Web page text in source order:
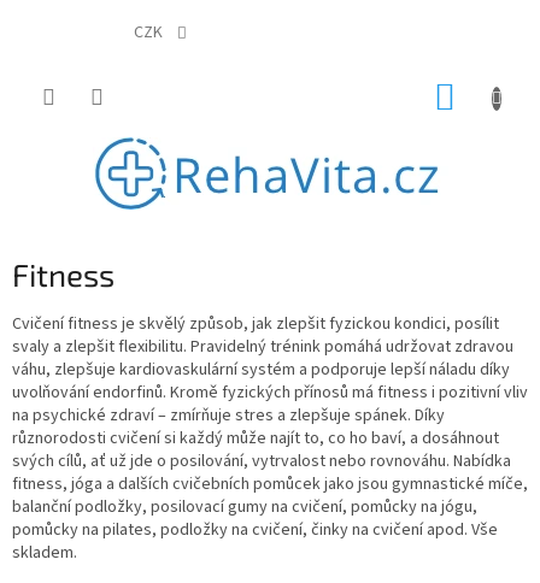
CZK
Fitness
Cvičení fitness je skvělý způsob, jak zlepšit fyzickou kondici, posílit
svaly a zlepšit flexibilitu. Pravidelný trénink pomáhá udržovat zdravou
váhu, zlepšuje kardiovaskulární systém a podporuje lepší náladu díky
uvolňování endorfinů. Kromě fyzických přínosů má fitness i pozitivní vliv
na psychické zdraví – zmírňuje stres a zlepšuje spánek. Díky
různorodosti cvičení si každý může najít to, co ho baví, a dosáhnout
svých cílů, ať už jde o posilování, vytrvalost nebo rovnováhu. Nabídka
fitness, jóga a dalších cvičebních pomůcek jako jsou gymnastické míče,
balanční podložky, posilovací gumy na cvičení, pomůcky na jógu,
pomůcky na pilates, podložky na cvičení, činky na cvičení apod. Vše
skladem.